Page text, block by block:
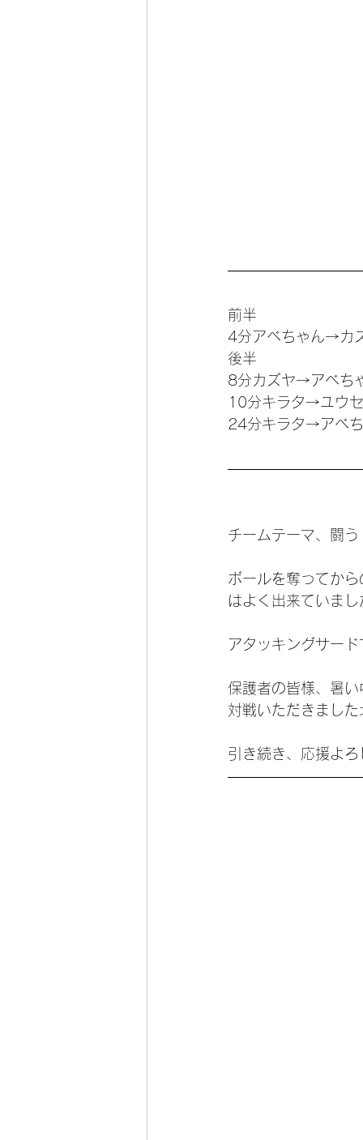
前半
4分アベちゃん→カ
後半
8分カズヤ→アベち
10分キラタ→ユウ
24分キラタ→アベ
チームテーマ、闘う
ボールを奪ってか
はよく出来ていまし
アタッキングサー
保護者の皆様、暑
対戦いただきまし
引き続き、応援よ